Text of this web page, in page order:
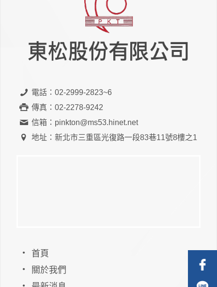
電話：02-2999-2823~6
傳真：02-2278-9242
信箱：pinkton@ms53.hinet.net
地址：新北市三重區光復路一段83巷11號8樓之1
首頁
關於我們